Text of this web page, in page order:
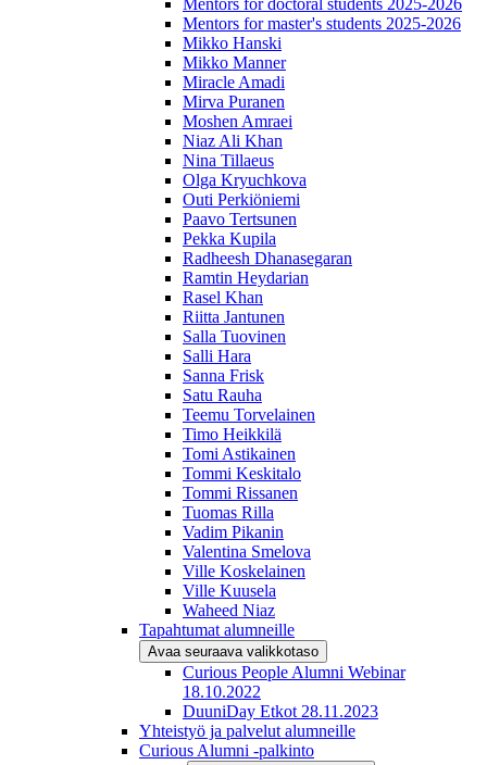
Mentors for master's students 2025-2026
Mikko Hanski
Mikko Manner
Miracle Amadi
Mirva Puranen
Moshen Amraei
Niaz Ali Khan
Nina Tillaeus
Olga Kryuchkova
Outi Perkiöniemi
Paavo Tertsunen
Pekka Kupila
Radheesh Dhanasegaran
Ramtin Heydarian
Rasel Khan
Riitta Jantunen
Salla Tuovinen
Salli Hara
Sanna Frisk
Satu Rauha
Teemu Torvelainen
Timo Heikkilä
Tomi Astikainen
Tommi Keskitalo
Tommi Rissanen
Tuomas Rilla
Vadim Pikanin
Valentina Smelova
Ville Koskelainen
Ville Kuusela
Waheed Niaz
Tapahtumat alumneille
Avaa seuraava valikkotaso
Curious People Alumni Webinar
18.10.2022
DuuniDay Etkot 28.11.2023
Yhteistyö ja palvelut alumneille
Curious Alumni -palkinto